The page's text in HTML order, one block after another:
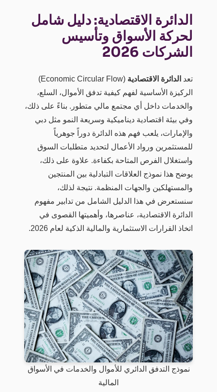
الدائرة الاقتصادية: دليل شامل
لحركة الأسواق وتأسيس
الشركات 2026
تعد الدائرة الاقتصادية
(Economic Circular Flow)
الركيزة الأساسية لفهم كيفية تدفق الأموال، السلع،
والخدمات داخل أي مجتمع مالي متطور. بناءً على ذلك،
وفي بيئة اقتصادية ديناميكية وسريعة النمو مثل دبي
والإمارات، يلعب فهم هذه الدائرة دوراً جوهرياً
للمستثمرين ورواد الأعمال لتحديد متطلبات السوق
واستغلال الفرص المتاحة بكفاءة. علاوة على ذلك،
يوضح هذا نموذج العلاقات التبادلية بين المنتجين
والمستهلكين والجهات المنظمة. نتيجة لذلك،
سنستعرض في هذا الدليل الشامل من تدابير مفهوم
الدائرة الاقتصادية، عناصرها، وأهميتها القصوى في
اتخاذ القرارات الاستثمارية والمالية الذكية لعام 2026.
نموذج التدفق الدائري للأموال والخدمات في الأسواق
المالية